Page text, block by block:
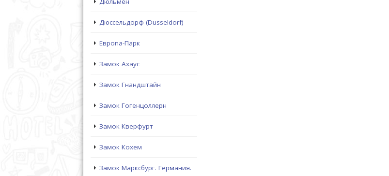
Дюссельдорф (Dusseldorf)
Европа-Парк
Замок Ахаус
Замок Гнандштайн
Замок Гогенцоллерн
Замок Кверфурт
Замок Кохем
Замок Марксбург. Германия.